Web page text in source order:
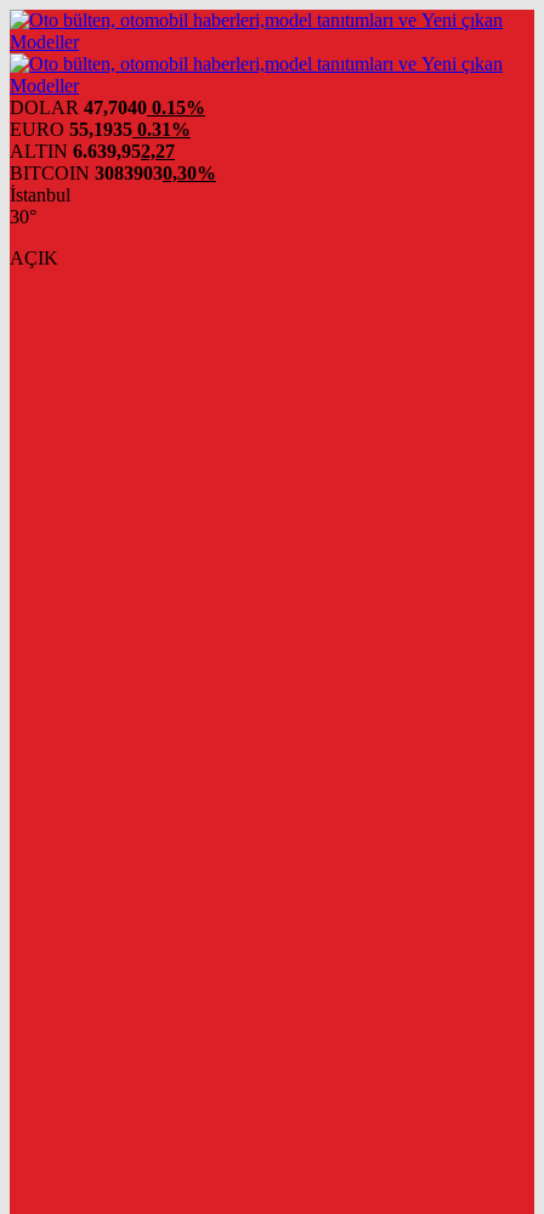
DOLAR 47,7040 0.15%
EURO 55,1935 0.31%
ALTIN 6.639,952,27
BITCOIN 30839030,30%
İstanbul
30°
AÇIK